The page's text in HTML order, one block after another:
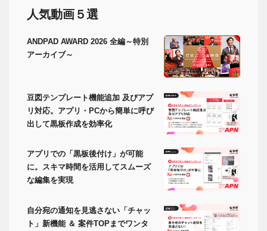
人気動画５選
ANDPAD AWARD 2026 全編～特別
アーカイブ～
豆図テンプレート機能追加 及びアプ
リ対応。アプリ・PCから簡単に呼び
出して黒板作成を効率化
アプリでの「黒板後付け」が可能
に。スキマ時間を活用してスムーズ
な編集を実現
自分宛の通知を見逃さない「チャッ
ト」新機能 ＆ 案件TOPまでワンタ